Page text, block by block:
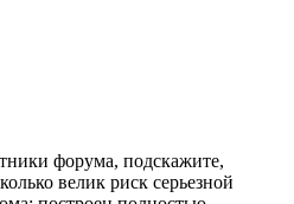
форума, подскажите,
велик риск серьезной